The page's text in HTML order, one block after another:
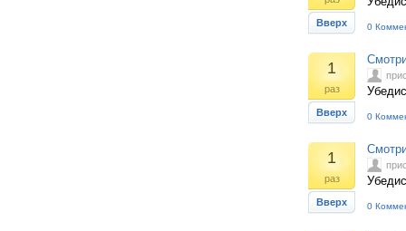
Вверх 0
1
раз
Вверх 0
1
раз
Вверх 0